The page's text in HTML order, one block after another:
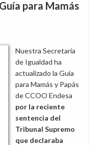
para Mamás
Nuestra Secretaría
de Igualdad ha
actualizado la Guía
para Mamás y Papás
de CCOO Endesa
por la reciente
sentencia del
Tribunal Supremo
que declaraba